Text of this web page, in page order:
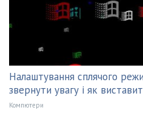
Налаштування сплячого
звернути увагу і як
Компютери